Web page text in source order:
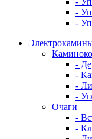
-
-
-
-
-
-
Очаги
-
-